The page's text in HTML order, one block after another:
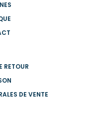
RETOUR
DE VENTE